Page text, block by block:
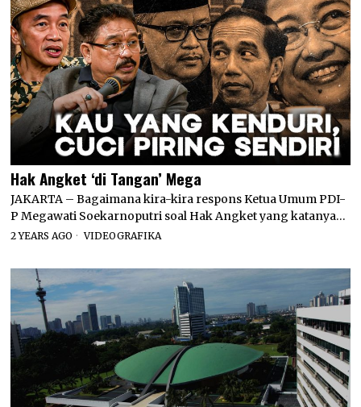
Hak Angket ‘di Tangan’ Mega
JAKARTA – Bagaimana kira-kira respons Ketua Umum PDI-
P Megawati Soekarnoputri soal Hak Angket yang katanya…
2 YEARS AGO VIDEOGRAFIKA